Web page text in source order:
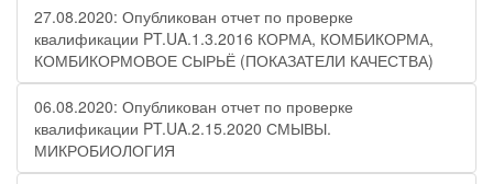
27.08.2020: Опубликован отчет по проверке
квалификации PT.UA.1.3.2016 КОРМА, КОМБИКОРМА,
КОМБИКОРМОВОЕ СЫРЬЁ (ПОКАЗАТЕЛИ КАЧЕСТВА)
06.08.2020: Опубликован отчет по проверке
квалификации PT.UA.2.15.2020 СМЫВЫ.
МИКРОБИОЛОГИЯ